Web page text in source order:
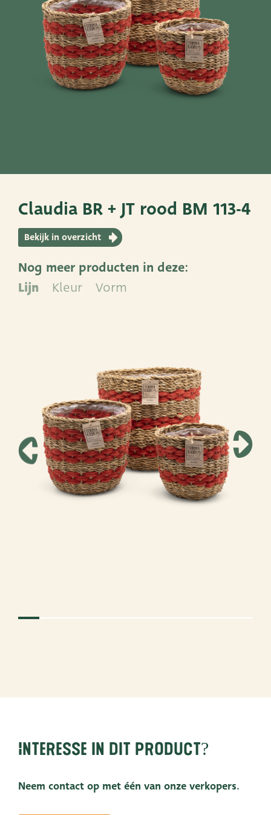
SNEL NAAR
PoTtEn MandEn
TC Concept
ADRES
Claudia BR + JT rood BM 113-4
Bekijk in overzicht
Nog meer producten in deze:
Lijn
Kleur Vorm
Interesse in dit product?
Neem contact op met één van onze verkopers.